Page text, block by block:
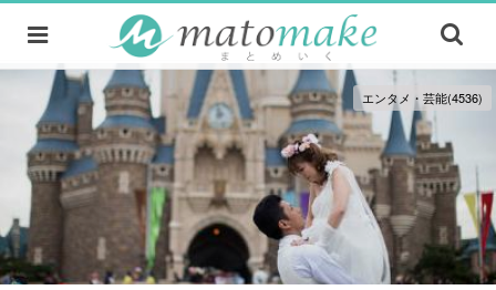
エンタメ・芸能(4536)